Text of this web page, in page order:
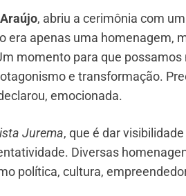
, abriu a cerimônia com
era apenas uma homenagem,
momento para que
e transformação.
emocionada.
Jurema, que é dar
Diversas
política, cultura,